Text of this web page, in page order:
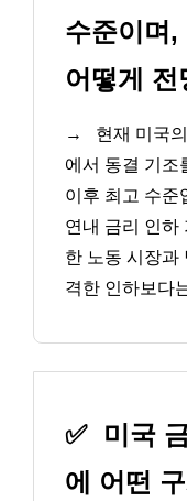
수준이며,
어떻게
→
현재 미국
에서 동결 기조
이후 최고 수준
연내 금리 인하
한 노동 시장과
격한 인하보다
✅
미국
에 어떤